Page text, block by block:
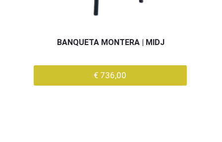
BANQUETA MONTERA | MIDJ
€ 736,00